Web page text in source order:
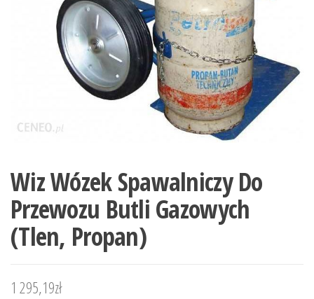
Wiz Wózek Spawalniczy Do
Przewozu Butli Gazowych
(Tlen, Propan)
1 295,19zł